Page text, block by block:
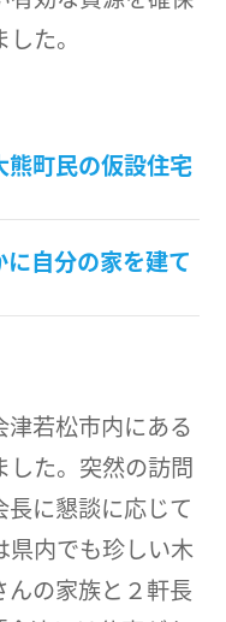
た。
熊町民の仮設住宅
に自分の家を建て
若松市内にある
した。突然の訪問
に懇談に応じて
県内でも珍しい木
の家族と２軒長